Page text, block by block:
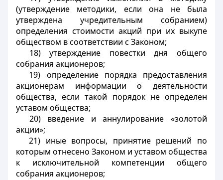
(утверждение методики, если она не была
утверждена учредительным собранием)
определения стоимости акций при их выкупе
обществом в соответствии с Законом;
18) утверждение повестки дня общего
собрания акционеров;
19) определение порядка предоставления
акционерам информации о деятельности
общества, если такой порядок не определен
уставом общества;
20) введение и аннулирование «золотой
акции»;
21) иные вопросы, принятие решений по
которым отнесено Законом и уставом общества
к исключительной компетенции общего
собрания акционеров;